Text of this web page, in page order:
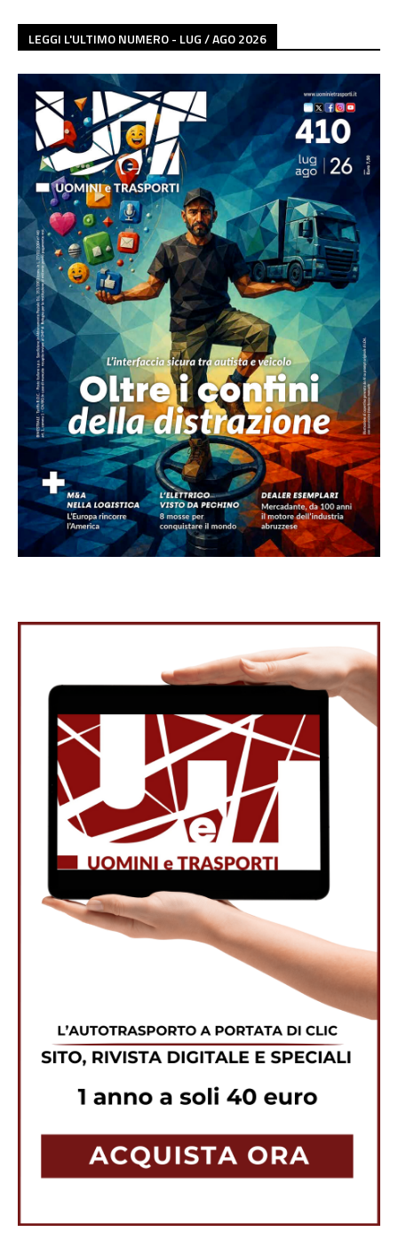
LEGGI L'ULTIMO NUMERO - LUG / AGO 2026